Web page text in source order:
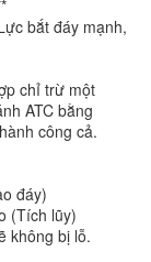
bắt đáy mạnh,
chỉ trừ một
ATC bằng
công cả.
đáy)
(Tích lũy)
không bị lỗ.